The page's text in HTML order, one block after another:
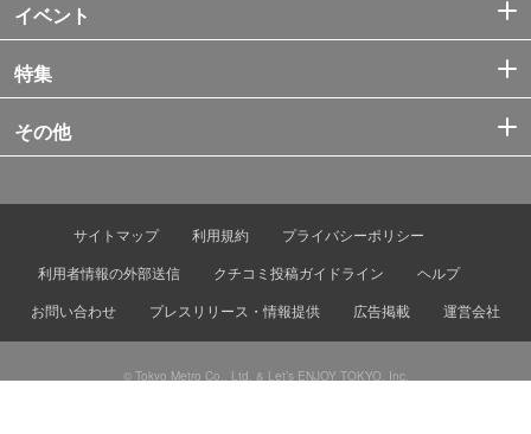
イベント
特集
その他
サイトマップ 利用規約
プライバシーポリシー
利用者情報の外部送信
クチコミ投稿ガイドライン
ヘルプ
お問い合わせ
プレスリリース・情報提供 広告掲載 運営会社
© Tokyo Metro Co., Ltd. & Let’s ENJOY TOKYO, Inc.